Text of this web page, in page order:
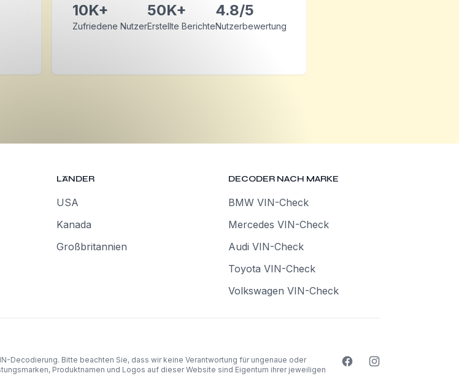
10K+
Zufriedene Nutzer
50K+
Erstellte Berichte
4.8/5
Nutzerbewertung
LÄNDER
USA
Kanada
Großbritannien
DECODER NACH MARKE
BMW VIN-Check
Mercedes VIN-Check
Audi VIN-Check
Toyota VIN-Check
Volkswagen VIN-Check
Decodierung. Bitte beachten Sie, dass wir keine Verantwortung für ungenaue oder
Produktnamen und Logos auf dieser Website sind Eigentum ihrer jeweiligen